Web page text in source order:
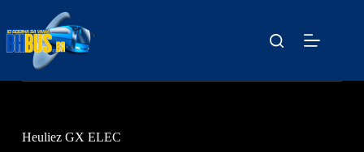
content
Heuliez GX ELEC